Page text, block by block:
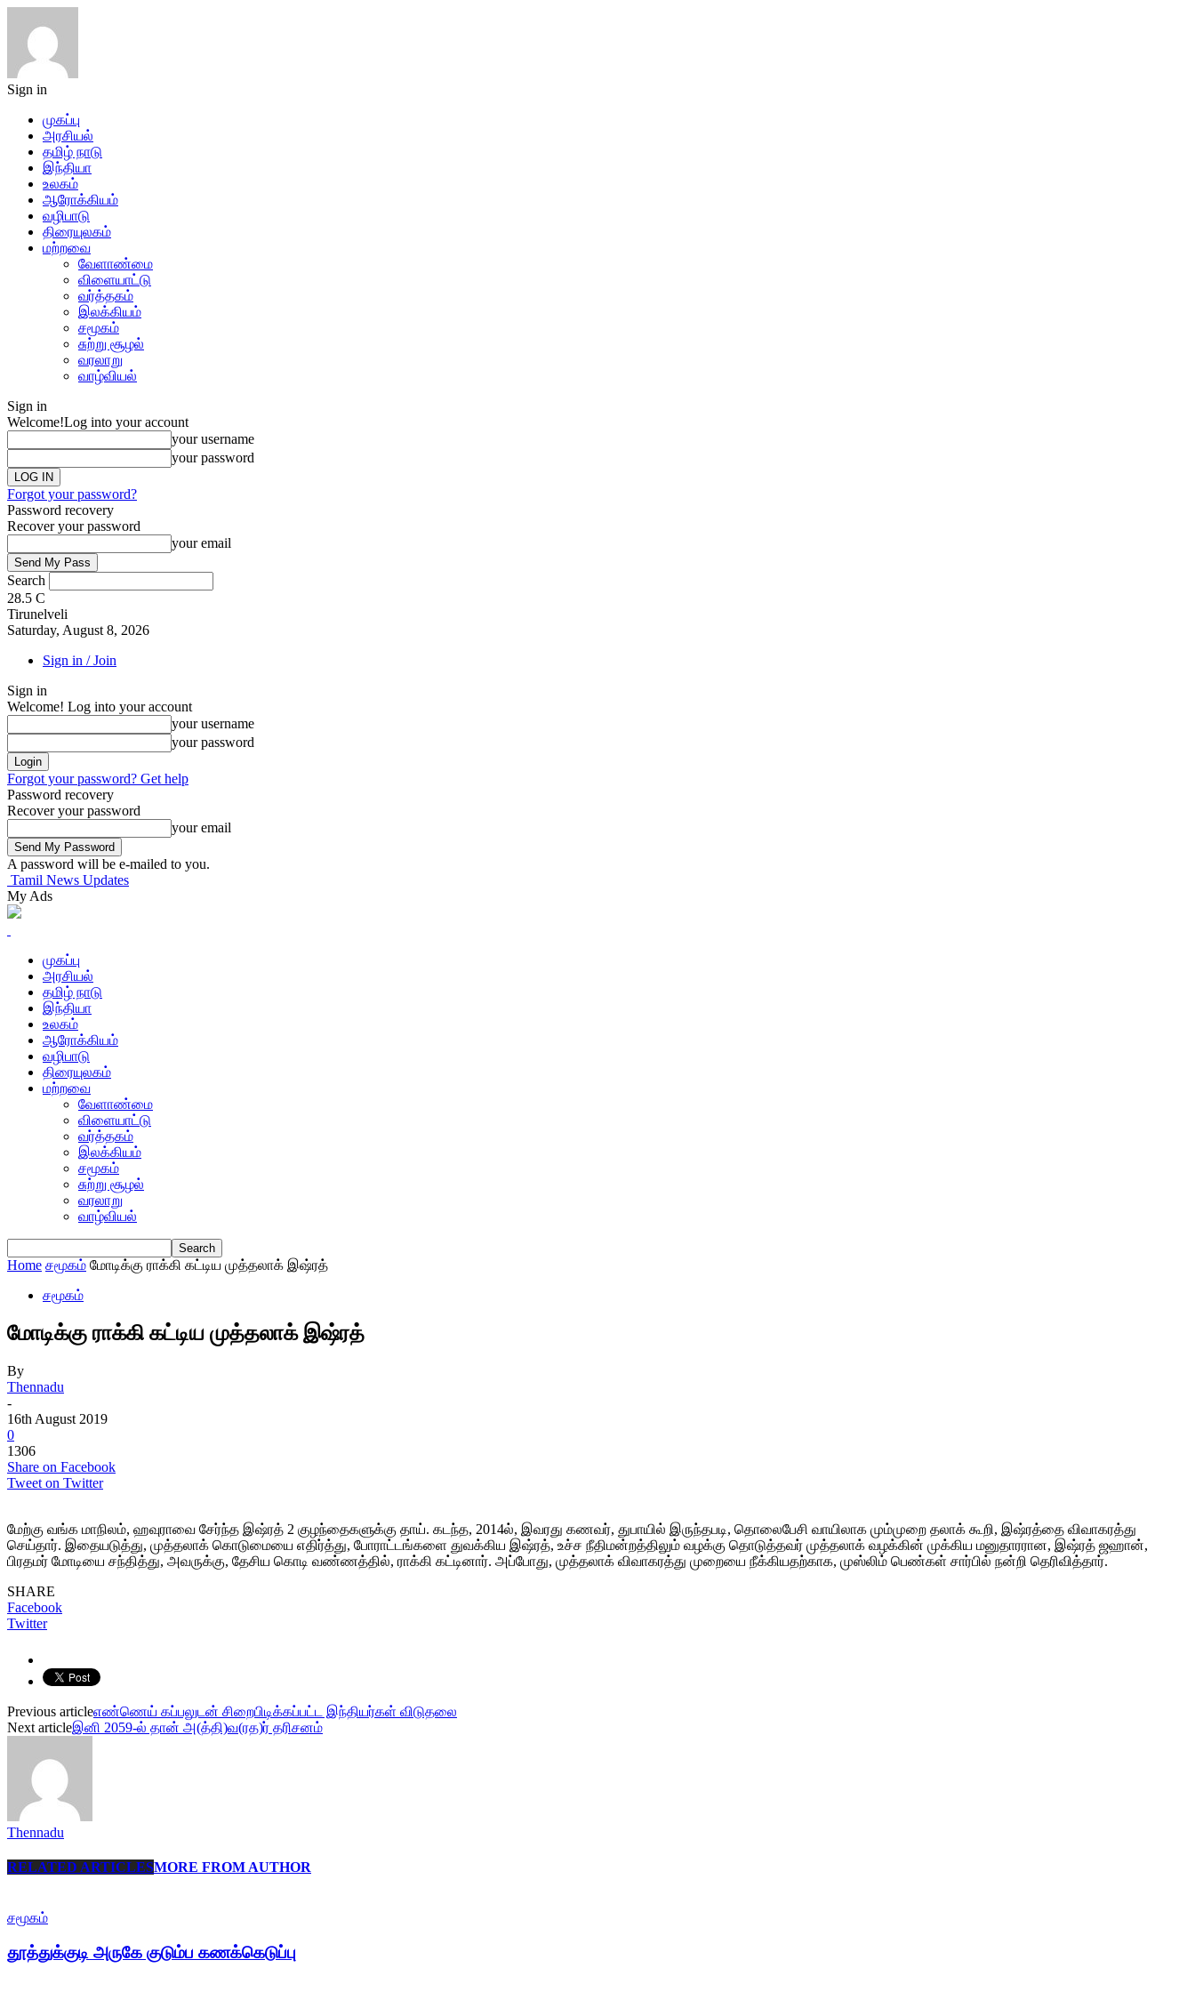
Sign in
முகப்பு
அரசியல்
தமிழ் நாடு
இந்தியா
உலகம்
ஆரோக்கியம்
வழிபாடு
திரையுலகம்
மற்றவை
வேளாண்மை
விளையாட்டு
வர்த்தகம்
இலக்கியம்
சமூகம்
சுற்று சூழல்
வரலாறு
வாழ்வியல்
Sign in
Welcome!Log into your account
your username
your password
Forgot your password?
Password recovery
Recover your password
your email
Search
28.5 C
Tirunelveli
Saturday, August 8, 2026
Sign in / Join
Sign in
Welcome! Log into your account
your username
your password
Forgot your password? Get help
Password recovery
Recover your password
your email
A password will be e-mailed to you.
Tamil News Updates
My Ads
முகப்பு
அரசியல்
தமிழ் நாடு
இந்தியா
உலகம்
ஆரோக்கியம்
வழிபாடு
திரையுலகம்
மற்றவை
வேளாண்மை
விளையாட்டு
வர்த்தகம்
இலக்கியம்
சமூகம்
சுற்று சூழல்
வரலாறு
வாழ்வியல்
Home சமூகம் மோடிக்கு ராக்கி கட்டிய முத்தலாக் இஷ்ரத்
சமூகம்
மோடிக்கு ராக்கி கட்டிய முத்தலாக் இஷ்ரத்
By
Thennadu
-
16th August 2019
0
1306
Share on Facebook
Tweet on Twitter
மேற்கு வங்க மாநிலம், ஹவுராவை சேர்ந்த இஷ்ரத் 2 குழந்தைகளுக்கு தாய். கடந்த, 2014ல், இவரது கணவர், துபாயில் இருந்தபடி, தொலைபேசி வாயிலாக மும்முறை தலாக் கூறி, இஷ்ரத்தை விவாகரத்து
செய்தார். இதையடுத்து, முத்தலாக் கொடுமையை எதிர்த்து, போராட்டங்களை துவக்கிய இஷ்ரத், உச்ச நீதிமன்றத்திலும் வழக்கு தொடுத்தவர் முத்தலாக் வழக்கின் முக்கிய மனுதாரரான, இஷ்ரத் ஜஹான்,
பிரதமர் மோடியை சந்தித்து, அவருக்கு, தேசிய கொடி வண்ணத்தில், ராக்கி கட்டினார். அப்போது, முத்தலாக் விவாகரத்து முறையை நீக்கியதற்காக, முஸ்லிம் பெண்கள் சார்பில் நன்றி தெரிவித்தார்.
SHARE
Facebook
Twitter
Previous articleஎண்ணெய் கப்பலுடன் சிறைபிடிக்கப்பட்ட இந்தியர்கள் விடுதலை
Next articleஇனி 2059-ல் தான் அ(த்தி)வ(ரத)ர் தரிசனம்
Thennadu
RELATED ARTICLESMORE FROM AUTHOR
சமூகம்
தூத்துக்குடி அருகே குடும்ப கணக்கெடுப்பு